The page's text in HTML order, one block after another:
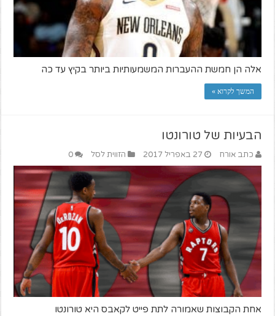
אלה הן חמשת ההעברות המשמעותיות ביותר בקיץ עד כה
המשך לקרוא »
הבעיות של טורונטו
כתב אורח 27 באפריל 2017 הזווית לסל 0
אחת הקבוצות שאמורה לתת פייט לקאבס היא טורונטו